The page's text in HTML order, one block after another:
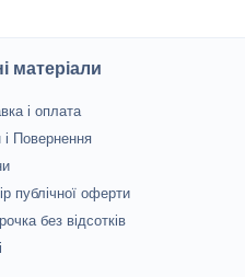
матеріали
і оплата
і Повернення
публічної оферти
без відсотків